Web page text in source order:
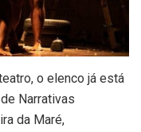
o elenco já está
Narrativas
da Maré,